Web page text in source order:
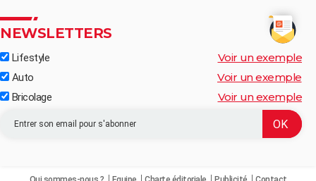
NEWSLETTERS
Lifestyle Voir un exemple
Auto Voir un exemple
Bricolage Voir un exemple